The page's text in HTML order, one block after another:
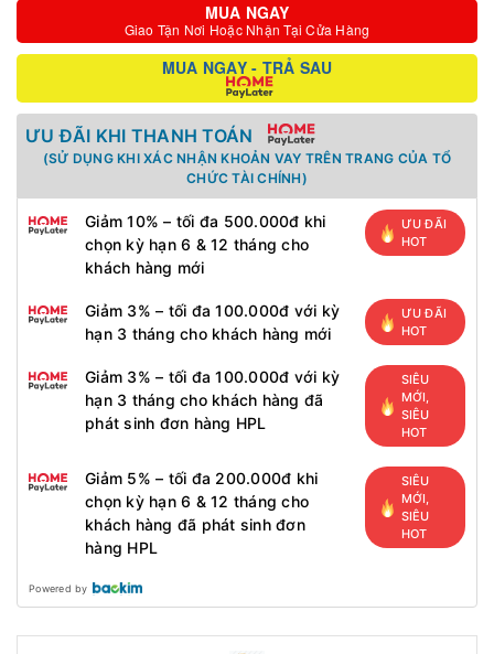
MUA NGAY
Giao Tận Nơi Hoặc Nhận Tại Cửa Hàng
MUA NGAY - TRẢ SAU
ƯU ĐÃI KHI THANH TOÁN
(SỬ DỤNG KHI XÁC NHẬN KHOẢN VAY TRÊN TRANG CỦA TỔ
CHỨC TÀI CHÍNH)
Giảm 10% – tối đa 500.000đ khi
chọn kỳ hạn 6 & 12 tháng cho
khách hàng mới
ƯU ĐÃI
HOT
Giảm 3% – tối đa 100.000đ với kỳ
hạn 3 tháng cho khách hàng mới
ƯU ĐÃI
HOT
Giảm 3% – tối đa 100.000đ với kỳ
hạn 3 tháng cho khách hàng đã
phát sinh đơn hàng HPL
SIÊU
MỚI,
SIÊU
HOT
Giảm 5% – tối đa 200.000đ khi
chọn kỳ hạn 6 & 12 tháng cho
khách hàng đã phát sinh đơn
hàng HPL
SIÊU
MỚI,
SIÊU
HOT
Powered by